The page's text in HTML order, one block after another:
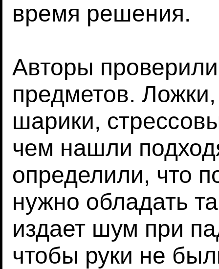
время решения.
Авторы
предметов.
шарики,
чем нашли
определили, что
нужно обладать
издает шум при
чтобы руки не